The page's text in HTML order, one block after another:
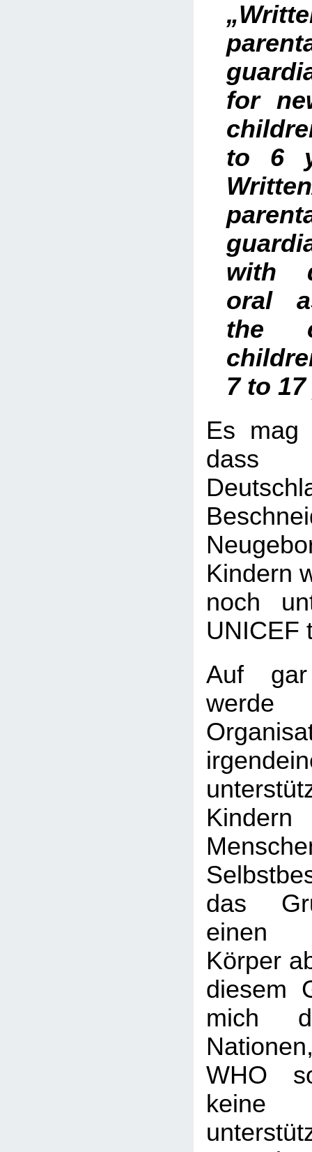
for
to 6
with
oral
the
7 to
Es mag
dass
Kindern
noch
UNICEF
Auf
das
einen
Körper
diesem
mich
WHO
keine